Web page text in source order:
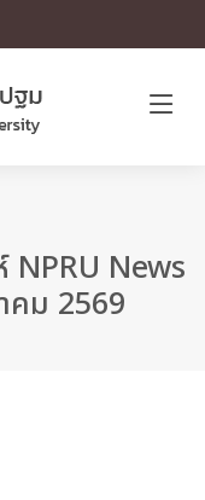
NPRU News
คม 2569